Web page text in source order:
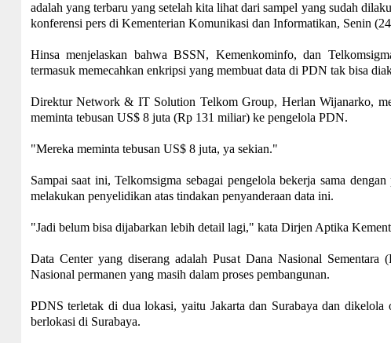
adalah yang terbaru yang setelah kita lihat dari sampel yang sudah
konferensi pers di Kementerian Komunikasi dan Informatikan, Senin
Hinsa menjelaskan bahwa BSSN, Kemenkominfo, dan
termasuk memecahkan enkripsi yang membuat data di PDN tak bisa
Direktur Network & IT Solution Telkom Group, Herlan Wijanarko,
meminta tebusan US$ 8 juta (Rp 131 miliar) ke pengelola PDN.
"Mereka meminta tebusan US$ 8 juta, ya sekian."
Sampai saat ini, Telkomsigma sebagai pengelola bekerja sama
melakukan penyelidikan atas tindakan penyanderaan data ini.
"Jadi belum bisa dijabarkan lebih detail lagi," kata Dirjen Aptika
Data Center yang diserang adalah Pusat Dana Nasional
Nasional permanen yang masih dalam proses pembangunan.
PDNS terletak di dua lokasi, yaitu Jakarta dan Surabaya dan
berlokasi di Surabaya.